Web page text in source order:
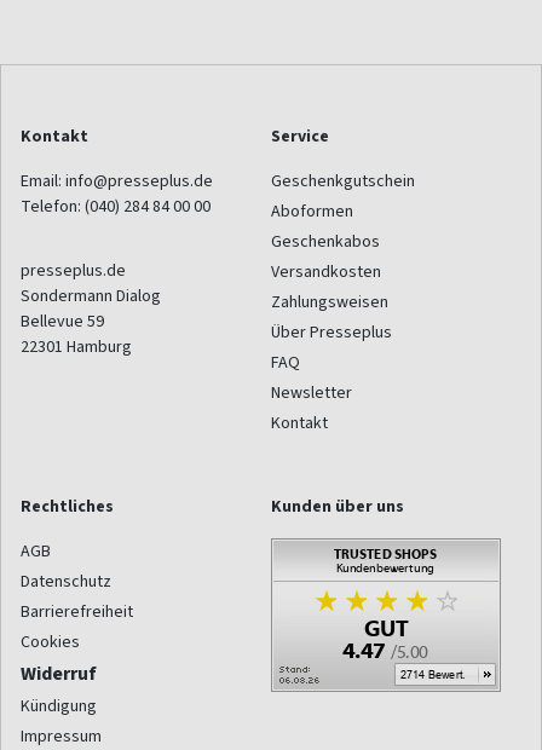
Kontakt
Email: info@presseplus.de
Telefon: (040) 284 84 00 00
presseplus.de
Sondermann Dialog
Bellevue 59
22301 Hamburg
Service
Geschenkgutschein
Aboformen
Geschenkabos
Versandkosten
Zahlungsweisen
Über Presseplus
FAQ
Newsletter
Kontakt
Rechtliches
AGB
Datenschutz
Barrierefreiheit
Cookies
Widerruf
Kündigung
Impressum
Kunden über uns